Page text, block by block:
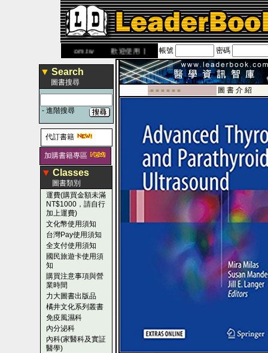
www.leaderbook.com.tw歡迎使用 國民旅遊卡！！
帳號 密碼
▼ Search
圖書搜尋
- 進階搜尋
代訂書籍
加購書籍專區
▼ Classes
圖書類別
運費(購買金額未滿
NT$1000，請自行
加上運費)
文化幣使用須知
台灣Pay使用須知
全支付使用須知
國民旅遊卡使用須
知
購買注意事項與營
業時間
力大圖書出版品
橘井文化系列叢書
免疫風濕科
內分泌科
內科(家醫科及實証
醫學)
-■ ■ ■ ■ ■ ■ 圖 書 介 紹